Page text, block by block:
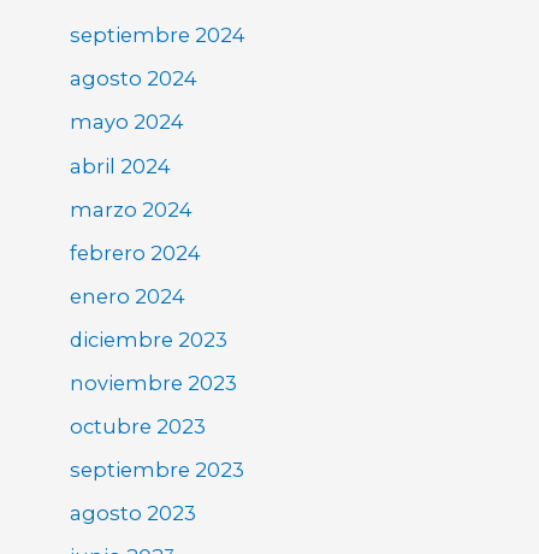
septiembre 2024
agosto 2024
mayo 2024
abril 2024
marzo 2024
febrero 2024
enero 2024
diciembre 2023
noviembre 2023
octubre 2023
septiembre 2023
agosto 2023